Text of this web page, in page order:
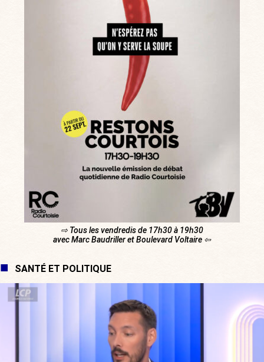
⇨ Tous les vendredis de 17h30 à 19h30
avec Marc Baudriller et Boulevard Voltaire ⇦
SANTÉ ET POLITIQUE